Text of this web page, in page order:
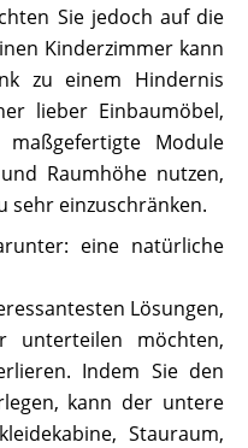
Sie jedoch auf die
Kinderzimmer kann
zu einem Hindernis
lieber Einbaumöbel,
Module
Raumhöhe nutzen,
sehr einzuschränken.
eine natürliche
Lösungen,
unterteilen möchten,
Indem Sie den
kann der untere
Stauraum,